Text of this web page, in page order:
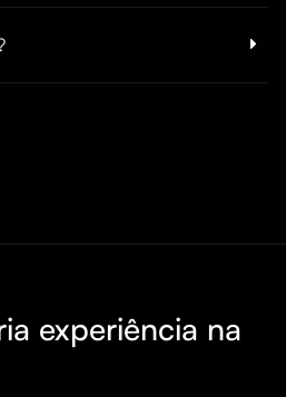
experiência na